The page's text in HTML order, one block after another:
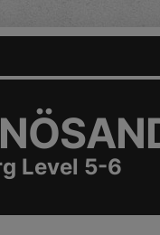
Level 5-6